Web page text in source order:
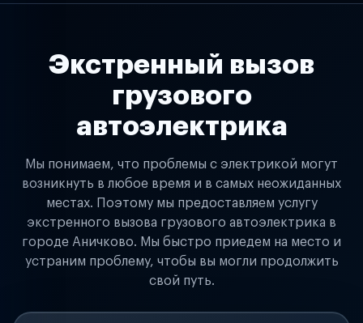
Экстренный вызов
грузового
автоэлектрика
Мы понимаем, что проблемы с электрикой могут
возникнуть в любое время и в самых неожиданных
местах. Поэтому мы предоставляем услугу
экстренного вызова грузового автоэлектрика в
городе Аничково. Мы быстро приедем на место и
устраним проблему, чтобы вы могли продолжить
свой путь.